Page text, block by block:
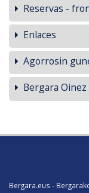
Reservas -
Enlaces
Agorrosin
Bergara Oinez
Bergara.eus -